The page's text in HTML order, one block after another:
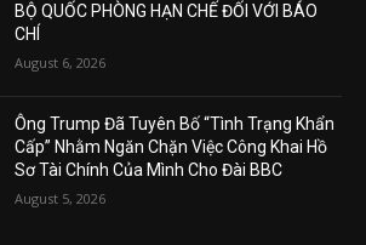
BỘ QUỐC PHÒNG HẠN CHẾ ĐỐI VỚI BÁO
CHÍ
August 6, 2026
Ông Trump Đã Tuyên Bố “Tình Trạng Khẩn
Cấp” Nhằm Ngăn Chặn Việc Công Khai Hồ
Sơ Tài Chính Của Mình Cho Đài BBC
August 5, 2026